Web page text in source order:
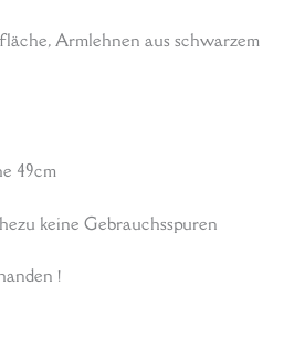
Armlehnen aus schwarzem
49cm
keine Gebrauchsspuren
!